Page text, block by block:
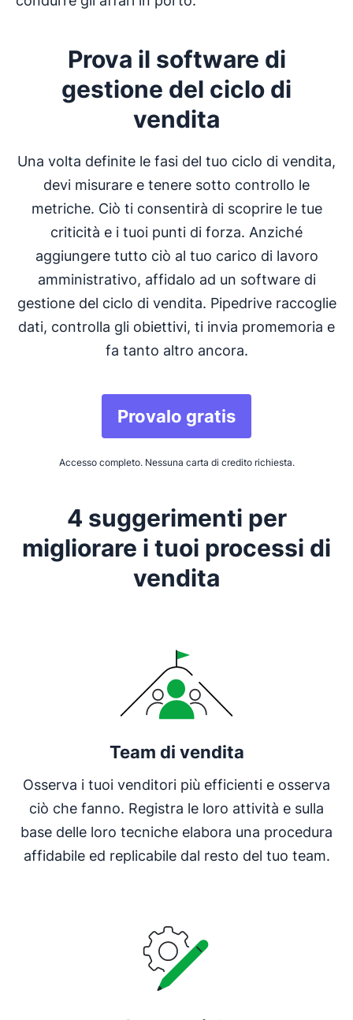
Prova il software di
gestione del ciclo di
vendita
Una volta definite le fasi del tuo ciclo di vendita,
devi misurare e tenere sotto controllo le
metriche. Ciò ti consentirà di scoprire le tue
criticità e i tuoi punti di forza. Anziché
aggiungere tutto ciò al tuo carico di lavoro
amministrativo, affidalo ad un software di
gestione del ciclo di vendita. Pipedrive raccoglie
dati, controlla gli obiettivi, ti invia promemoria e
fa tanto altro ancora.
Provalo gratis
Accesso completo. Nessuna carta di credito richiesta.
4 suggerimenti per
migliorare i tuoi processi di
vendita
Team di vendita
Osserva i tuoi venditori più efficienti e osserva
ciò che fanno. Registra le loro attività e sulla
base delle loro tecniche elabora una procedura
affidabile ed replicabile dal resto del tuo team.